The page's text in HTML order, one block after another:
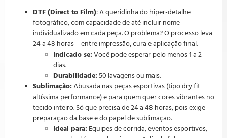
DTF (Direct to Film): A queridinha do hiper-detalhe
fotográfico, com capacidade de até incluir nome
individualizado em cada peça. O problema? O processo leva
24 a 48 horas – entre impressão, cura e aplicação final.
Indicado se: Você pode esperar pelo menos 1 a 2
dias.
Durabilidade: 50 lavagens ou mais.
Sublimação: Abusada nas peças esportivas (tipo dry fit
altíssima performance) e para quem quer cores vibrantes no
tecido inteiro. Só que precisa de 24 a 48 horas, pois exige
preparação da base e do papel de sublimação.
Ideal para: Equipes de corrida, eventos esportivos,